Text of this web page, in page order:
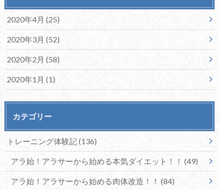
2020年4月 (25)
2020年3月 (52)
2020年2月 (58)
2020年1月 (1)
カテゴリー
トレーニング体験記(136)
アラ始！アラサーから始める本気ダイエット！！ (49)
アラ始！アラサーから始める肉体改造！！ (84)